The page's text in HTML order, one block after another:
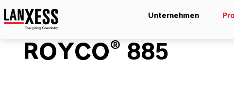
Unternehmen
ROYCO® 885